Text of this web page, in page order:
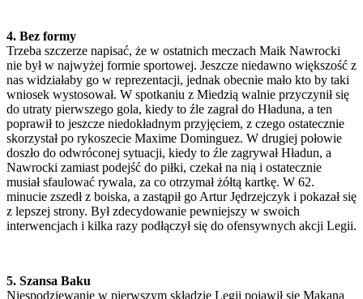
4. Bez formy
Trzeba szczerze napisać, że w ostatnich meczach Maik Nawrocki
nie był w najwyżej formie sportowej. Jeszcze niedawno większość z
nas widziałaby go w reprezentacji, jednak obecnie mało kto by taki
wniosek wystosował. W spotkaniu z Miedzią walnie przyczynił się
do utraty pierwszego gola, kiedy to źle zagrał do Hładuna, a ten
poprawił to jeszcze niedokładnym przyjęciem, z czego ostatecznie
skorzystał po rykoszecie Maxime Dominguez. W drugiej połowie
doszło do odwróconej sytuacji, kiedy to źle zagrywał Hładun, a
Nawrocki zamiast podejść do piłki, czekał na nią i ostatecznie
musiał sfaulować rywala, za co otrzymał żółtą kartkę. W 62.
minucie zszedł z boiska, a zastąpił go Artur Jędrzejczyk i pokazał się
z lepszej strony. Był zdecydowanie pewniejszy w swoich
interwencjach i kilka razy podłączył się do ofensywnych akcji Legii.
5. Szansa Baku
Niespodziewanie w pierwszym składzie Legii pojawił się Makana